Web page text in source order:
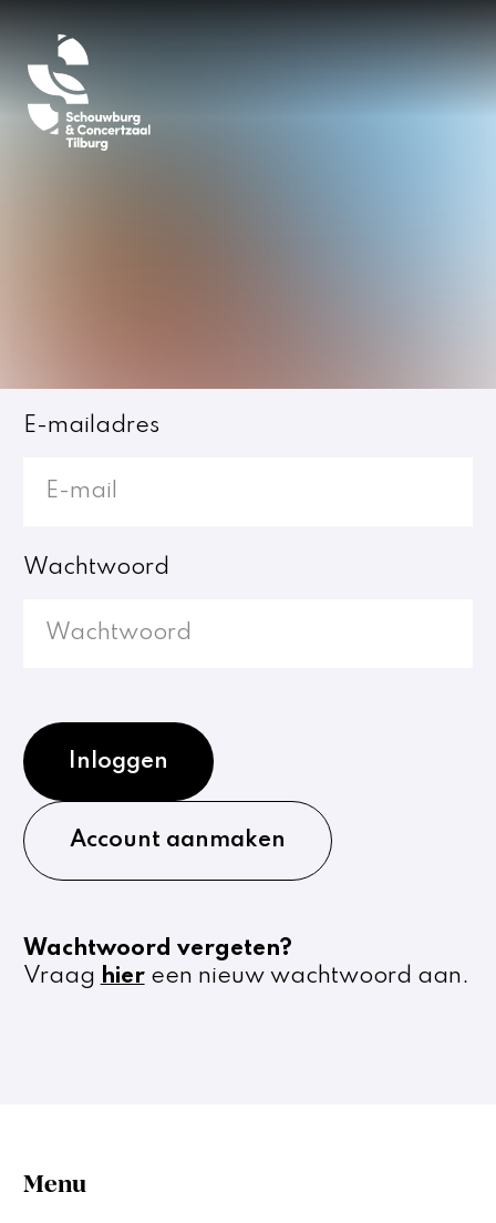
Inloggen
E-mailadres
Wachtwoord
Inloggen
Account aanmaken
Wachtwoord vergeten?
Vraag hiereen nieuw wachtwoord aan.
Menu